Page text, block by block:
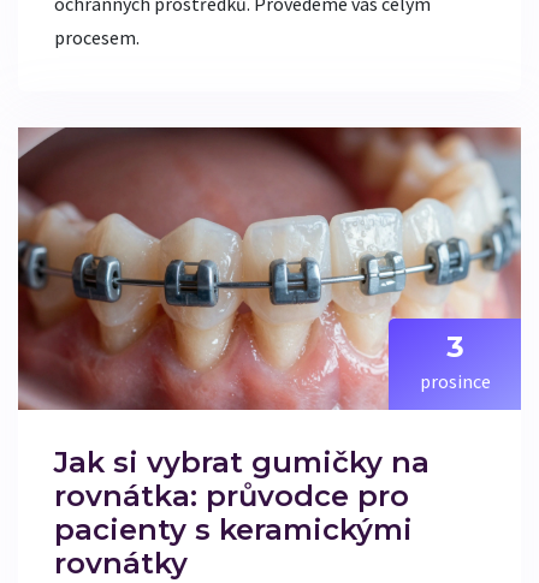
procesem.
3
prosince
Jak si vybrat gumičky na
rovnátka: průvodce pro
pacienty s keramickými
rovnátky